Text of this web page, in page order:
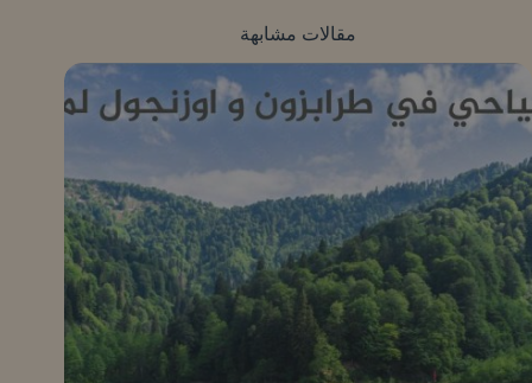
مقالات مشابهة